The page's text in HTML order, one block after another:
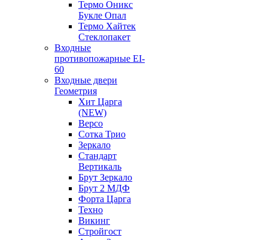
Термо Оникс
Букле Опал
Термо Хайтек
Стеклопакет
Входные
противопожарные EI-
60
Входные двери
Геометрия
Хит Царга
(NEW)
Версо
Сотка Трио
Зеркало
Стандарт
Вертикаль
Брут Зеркало
Брут 2 МДФ
Форта Царга
Техно
Викинг
Стройгост